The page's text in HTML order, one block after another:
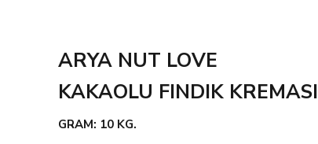
ARYA NUT LOVE
KAKAOLU FINDIK KREMASI
GRAM: 10 KG.